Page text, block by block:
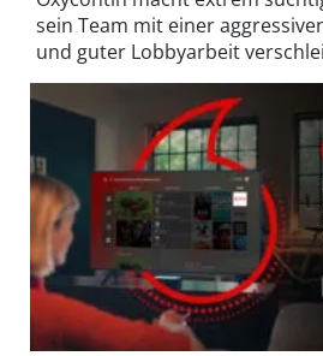
sein Team mit einer
und guter Lobbyarbeit